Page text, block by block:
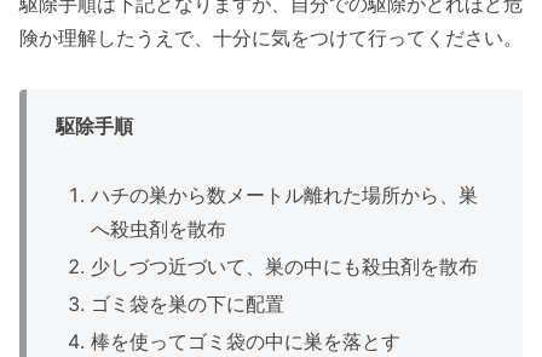
険か理解したうえで、十分に気をつけて行ってください。
駆除手順
ハチの巣から数メートル離れた場所から、巣
へ殺虫剤を散布
少しづつ近づいて、巣の中にも殺虫剤を散布
ゴミ袋を巣の下に配置
棒を使ってゴミ袋の中に巣を落とす